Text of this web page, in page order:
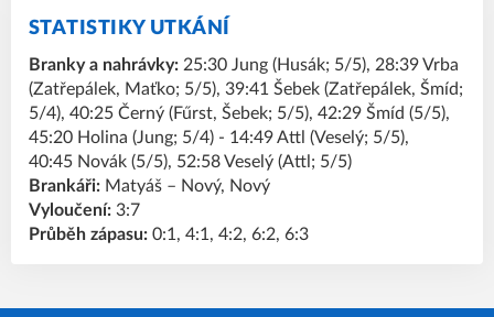
STATISTIKY UTKÁNÍ
Branky a nahrávky: 25:30 Jung (Husák; 5/5), 28:39 Vrba
(Zatřepálek, Maťko; 5/5), 39:41 Šebek (Zatřepálek, Šmíd;
5/4), 40:25 Černý (Fűrst, Šebek; 5/5), 42:29 Šmíd (5/5),
45:20 Holina (Jung; 5/4) - 14:49 Attl (Veselý; 5/5),
40:45 Novák (5/5), 52:58 Veselý (Attl; 5/5)
Brankáři: Matyáš – Nový, Nový
Vyloučení: 3:7
Průběh zápasu: 0:1, 4:1, 4:2, 6:2, 6:3